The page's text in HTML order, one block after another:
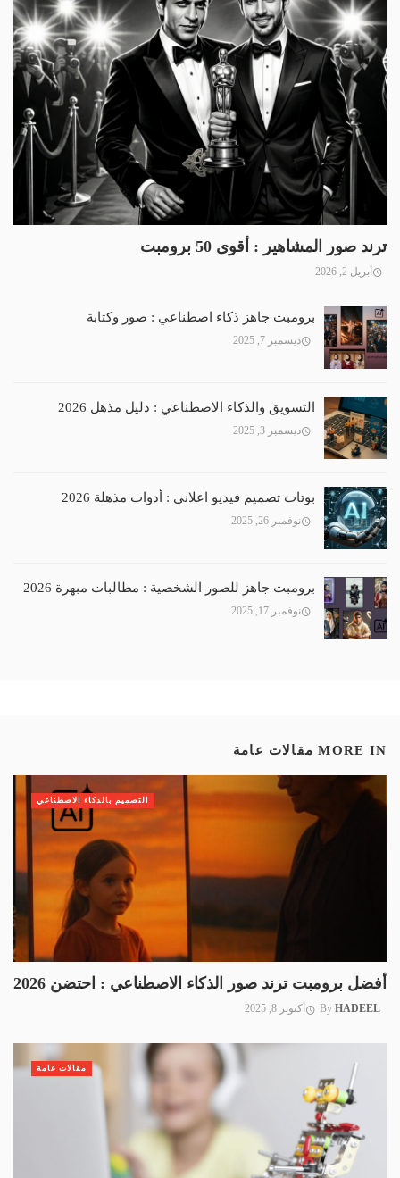
ترند صور المشاهير : أقوى 50 برومبت
أبريل 2, 2026
برومبت جاهز ذكاء اصطناعي : صور وكتابة
ديسمبر 7, 2025
التسويق والذكاء الاصطناعي : دليل مذهل 2026
ديسمبر 3, 2025
بوتات تصميم فيديو اعلاني : أدوات مذهلة 2026
نوفمبر 26, 2025
برومبت جاهز للصور الشخصية : مطالبات مبهرة 2026
نوفمبر 17, 2025
MORE IN مقالات عامة
أفضل برومبت ترند صور الذكاء الاصطناعي : احتضن 2026
By HADEEL أكتوبر 8, 2025
التصميم بالذكاء الاصطناعي
مقالات عامة